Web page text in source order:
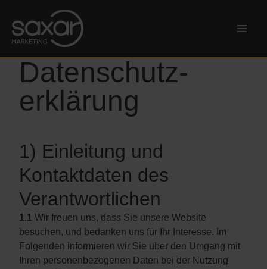
Inhalt
springen
Datenschutz­
erklärung
1) Einleitung und
Kontaktdaten des
Verantwortlichen
1.1 Wir freuen uns, dass Sie unsere Website
besuchen, und bedanken uns für Ihr Interesse. Im
Folgenden informieren wir Sie über den Umgang mit
Ihren personenbezogenen Daten bei der Nutzung